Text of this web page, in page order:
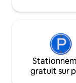
gratuit sur